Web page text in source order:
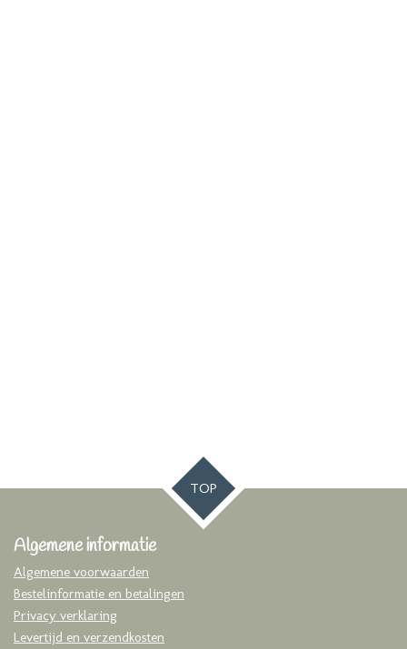
TOP
Algemene informatie
Algemene voorwaarden
Bestelinformatie en betalingen
Privacy verklaring
Levertijd en verzendkosten